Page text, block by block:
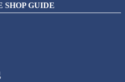
ップ
SHOP GUIDE